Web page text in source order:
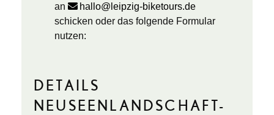
an
hallo@leipzig-biketours.de
schicken oder das folgende Formular
nutzen:
DETAILS
NEUSEENLANDSCHAFT-